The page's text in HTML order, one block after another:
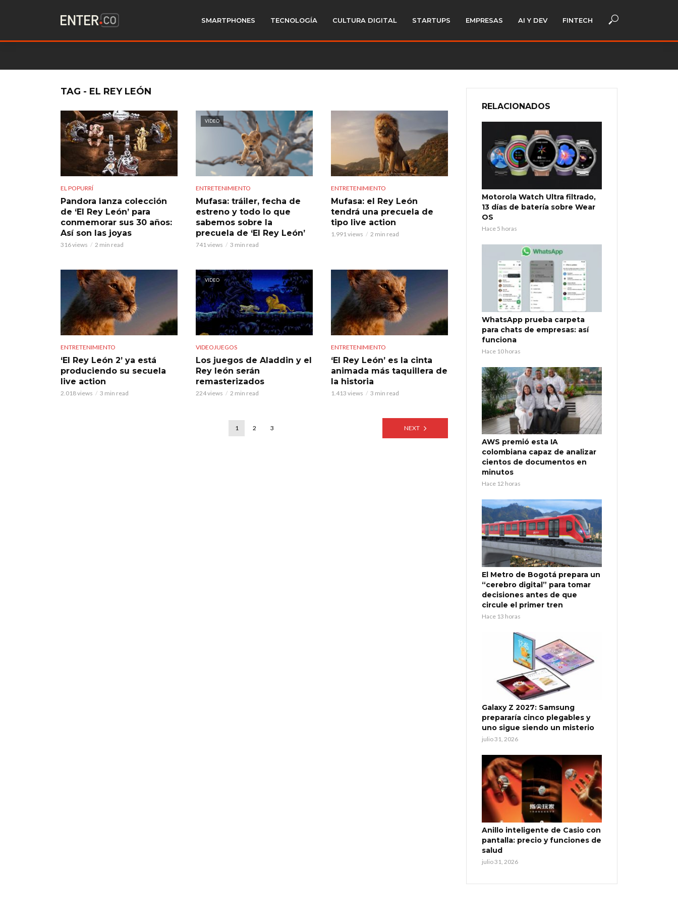
SMARTPHONES TECNOLOGÍA CULTURA DIGITAL STARTUPS EMPRESAS AI Y DEV FINTECH
TAG - EL REY LEÓN
EL POPURRÍ
Pandora lanza colección
de ‘El Rey León’ para
conmemorar sus 30 años:
Así son las joyas
316 views 2 min read
VIDEO
ENTRETENIMIENTO
Mufasa: tráiler, fecha de
estreno y todo lo que
sabemos sobre la
precuela de ‘El Rey León’
741 views 3 min read
ENTRETENIMIENTO
Mufasa: el Rey León
tendrá una precuela de
tipo live action
1.991 views 2 min read
ENTRETENIMIENTO
‘El Rey León 2’ ya está
produciendo su secuela
live action
2.018 views 3 min read
VIDEO
VIDEOJUEGOS
Los juegos de Aladdin y el
Rey león serán
remasterizados
224 views 2 min read
ENTRETENIMIENTO
‘El Rey León’ es la cinta
animada más taquillera de
la historia
1.413 views 3 min read
1 2 3 NEXT
RELACIONADOS
Motorola Watch Ultra filtrado,
13 días de batería sobre Wear
OS
Hace 5 horas
WhatsApp prueba carpeta
para chats de empresas: así
funciona
Hace 10 horas
AWS premió esta IA
colombiana capaz de analizar
cientos de documentos en
minutos
Hace 12 horas
El Metro de Bogotá prepara un
“cerebro digital” para tomar
decisiones antes de que
circule el primer tren
Hace 13 horas
Galaxy Z 2027: Samsung
prepararía cinco plegables y
uno sigue siendo un misterio
julio 31, 2026
Anillo inteligente de Casio con
pantalla: precio y funciones de
salud
julio 31, 2026